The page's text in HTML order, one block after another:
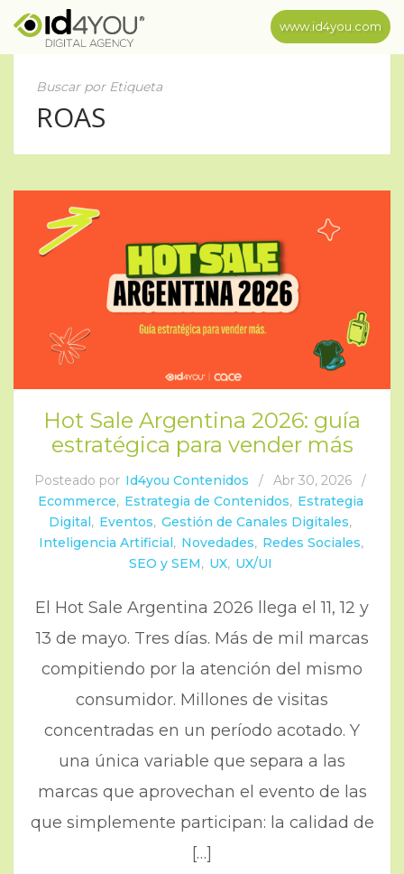
www.id4you.com
Buscar por Etiqueta
ROAS
Hot Sale Argentina 2026: guía
estratégica para vender más
Posteado por Id4you Contenidos / Abr 30, 2026
/
Ecommerce, Estrategia de Contenidos, Estrategia
Digital, Eventos, Gestión de Canales Digitales,
Inteligencia Artificial, Novedades, Redes Sociales,
SEO y SEM, UX, UX/UI
El Hot Sale Argentina 2026 llega el 11, 12 y
13 de mayo. Tres días. Más de mil marcas
compitiendo por la atención del mismo
consumidor. Millones de visitas
concentradas en un período acotado. Y
una única variable que separa a las
marcas que aprovechan el evento de las
que simplemente participan: la calidad de
[…]